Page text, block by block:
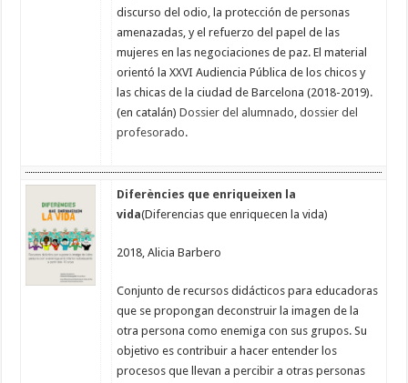
discurso del odio, la protección de personas
amenazadas, y el refuerzo del papel de las
mujeres en las negociaciones de paz. El material
orientó la XXVI Audiencia Pública de los chicos y
las chicas de la ciudad de Barcelona (2018-2019).
(en catalán)Dossier del alumnado,dossier del
profesorado.
Diferències que enriqueixen la
vida(Diferencias que enriquecen la vida)
2018, Alicia Barbero
Conjunto de recursos didácticos para educadoras
que se propongan deconstruir la imagen de la
otra persona como enemiga con sus grupos. Su
objetivo es contribuir a hacer entender los
procesos que llevan a percibir a otras personas